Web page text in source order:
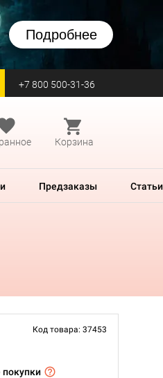
Подробнее
+7 800 500-31-36
Корзина
Предзаказы Статьи
Код товара: 37453